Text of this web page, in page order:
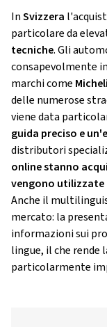
InSvizzera
particolare da
tecniche. Gli
consapevolmente in
marchi come
delle numerose
viene data
guida preciso e
distributori
online stanno
vengono
Anche il
mercato: la
informazioni sui
lingue, il che rende
particolarmente